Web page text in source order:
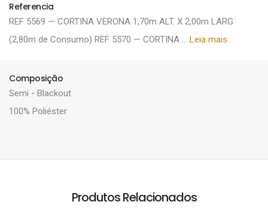
Referencia
REF 5569 — CORTINA VERONA 1,70m ALT. X 2,00m LARG
(2,80m de Consumo) REF 5570 — CORTINA ... Leia mais
Composição
Semi - Blackout
100% Poliéster
Produtos Relacionados